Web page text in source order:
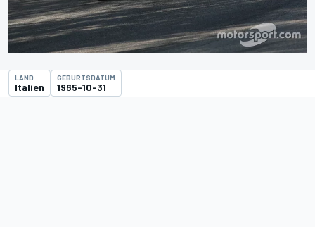
LAND
Italien
GEBURTSDATUM
1965-10-31